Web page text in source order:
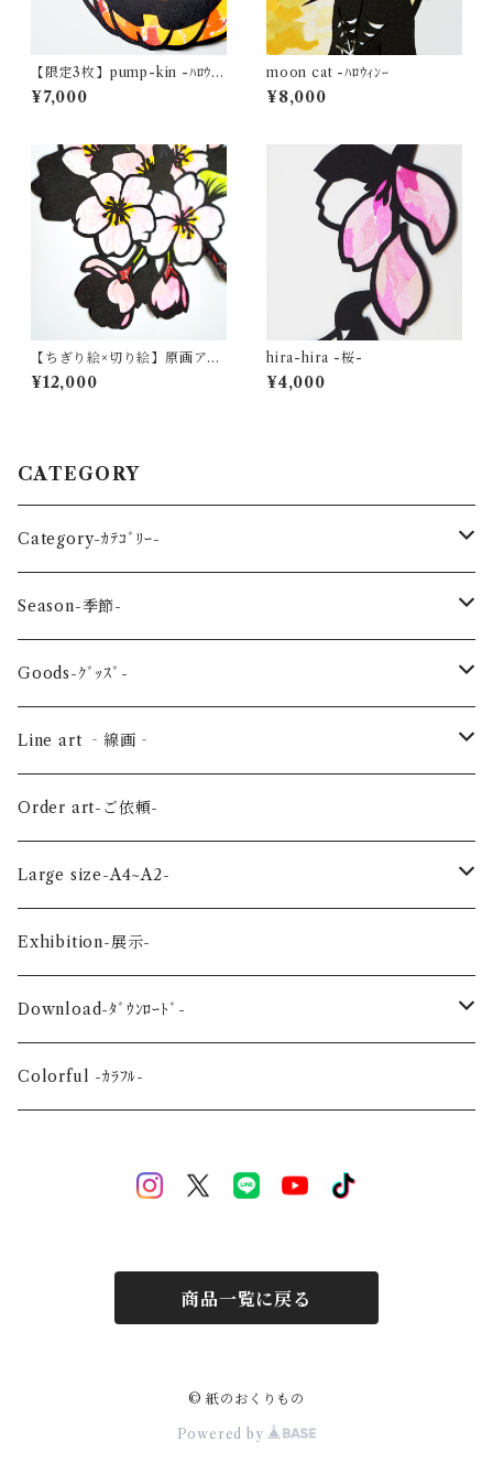
【限定3枚】pump-kin -ﾊﾛｳｨﾝ
ｰ【壁掛けアート】
¥7,000
moon cat -ﾊﾛｳｨﾝｰ
¥8,000
【ちぎり絵×切り絵】原画アー
ト 『saku-ra （桜）』
¥12,000
hira-hira -桜-
¥4,000
CATEGORY
Category-ｶﾃｺﾞﾘｰ-
reptile-爬虫類-
Sea-海の生き物-
Bird-鳥-
Land-陸の生き物-
Planet-惑星-
Flower-花-
Wedding-婚礼-
Event-祝祭-
Mother's Day
Season-季節-
Spring-春-
Summer-夏-
Autumn-秋-
Winter-冬-
Goods-ｸﾞｯｽﾞ-
Key ring -ｷｰﾎﾙﾀﾞｰ
Art panel -ｱｰﾄﾊﾟﾈﾙ-
Acrylic figure -ｱｸﾘﾙﾌｨｷﾞｭｱ-
Line art ‐線画‐
Flower ‐花-
Mini -ミニ-
Okinawa-沖縄-
Order art-ご依頼-
Large size-A4~A2-
A4
A3
A2
Exhibition-展示-
Download-ﾀﾞｳﾝﾛｰﾄﾞ-
Alphabet-文字-
Colorful -ｶﾗﾌﾙ-
商品一覧に戻る
© 紙のおくりもの
Powered by